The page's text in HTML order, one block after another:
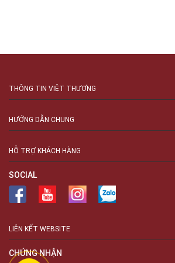
THÔNG TIN VIỆT THƯƠNG
HƯỚNG DẪN CHUNG
HỖ TRỢ KHÁCH HÀNG
SOCIAL
LIÊN KẾT WEBSITE
CHỨNG NHẬN